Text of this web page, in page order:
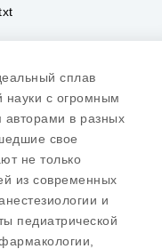
сплав
науки с огромным
в разных
свое
не только
из современных
и
педиатрической